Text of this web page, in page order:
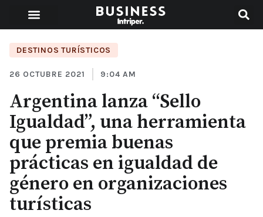
DESTINOS TURÍSTICOS
26 OCTUBRE 2021 9:04 AM
Argentina lanza “Sello
Igualdad”, una herramienta
que premia buenas
prácticas en igualdad de
género en organizaciones
turísticas